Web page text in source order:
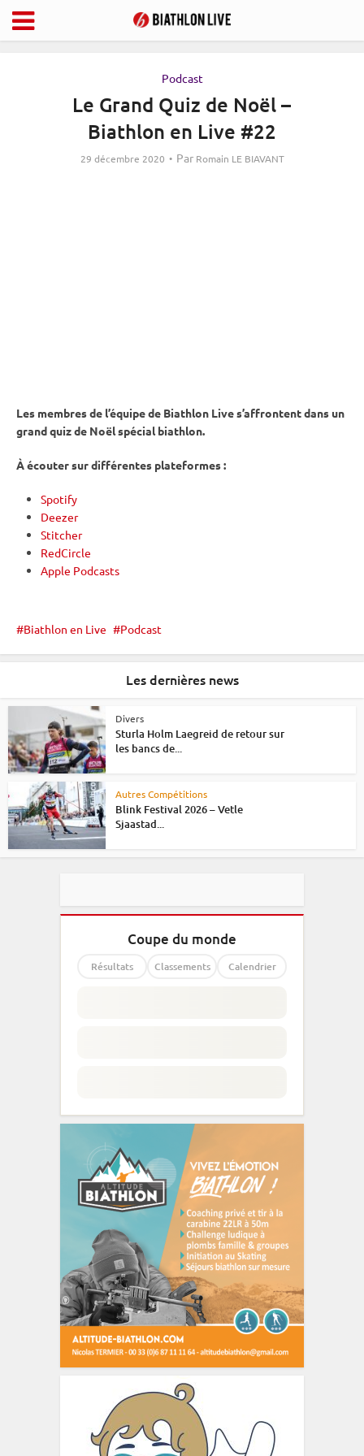
Podcast
Le Grand Quiz de Noël –
Biathlon en Live #22
29 décembre 2020 Par Romain LE BIAVANT
Les membres de l’équipe de Biathlon Live s’affrontent dans un
grand quiz de Noël spécial biathlon.
À écouter sur différentes plateformes :
Spotify
Deezer
Stitcher
RedCircle
Apple Podcasts
Biathlon en Live Podcast
Les dernières news
Divers
Sturla Holm Laegreid de retour sur
les bancs de...
Autres Compétitions
Blink Festival 2026 – Vetle
Sjaastad...
Coupe du monde
Résultats Classements Calendrier